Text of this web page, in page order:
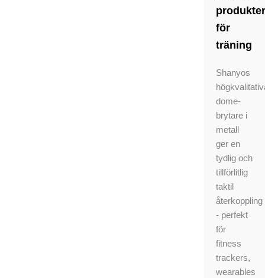
produkter
för
träning
Shanyos
dome-
brytare i
metall
ger en
tydlig och
tillförlitlig
taktil
återkoppling
- perfekt
för
fitness
trackers,
wearables